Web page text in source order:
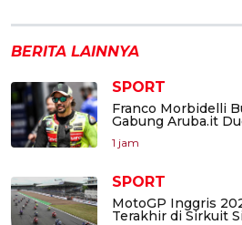
BERITA LAINNYA
SPORT
Franco Morbidelli
Gabung Aruba.it
1 jam
SPORT
MotoGP Inggris
Terakhir di Sirkuit